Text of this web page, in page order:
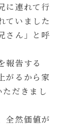
に連れて行
ていました
さん」と呼
報告する
がるから家
だきまし
全然価値が